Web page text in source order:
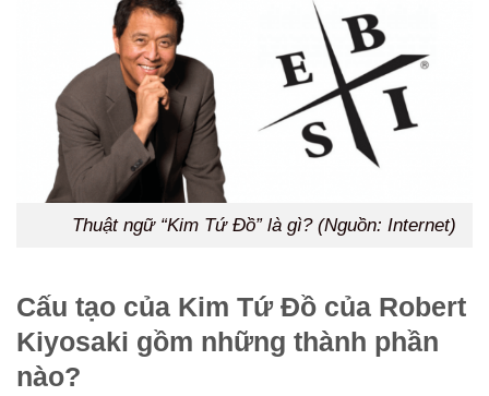
Thuật ngữ “Kim Tứ Đồ” là gì? (Nguồn: Internet)
Cấu tạo của Kim Tứ Đồ của Robert
Kiyosaki gồm những thành phần
nào?